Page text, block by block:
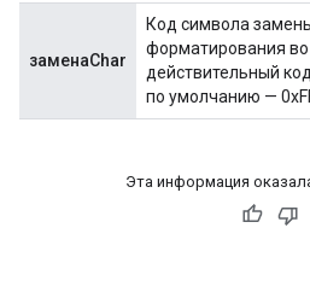
заменаChar
Код символа
форматирования
действительный
по умолчанию —
Эта информация